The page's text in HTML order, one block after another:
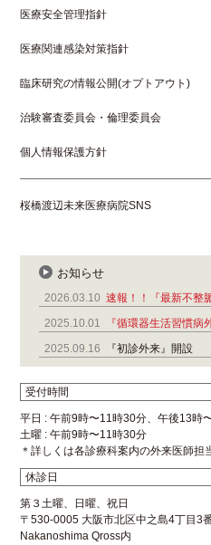
医療安全管理指針
医療関連感染対策指針
臨床研究の情報公開(オプトアウト)
治験審査委員会・倫理委員会
個人情報保護方針
桜橋渡辺未来医療病院SNS
お知らせ
2026.03.10 速報！！『最新不整
2025.10.01
『循環器生活習慣
2025.09.16
『初診外来』開設
受付時間
平日 : 午前9時〜11時30分、午後13時
土曜 : 午前9時〜11時30分
＊詳しくは各診療科案内の外来医師担
休診日
第３土曜、日曜、祝日
〒530-0005 大阪市北区中之島4丁目3
Nakanoshima Qross内